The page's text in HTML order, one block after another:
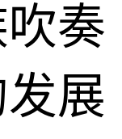
奏
展